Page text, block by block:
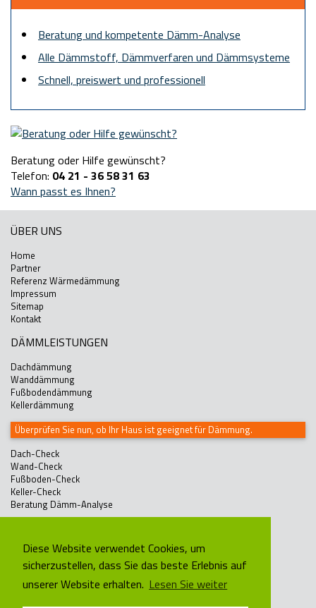
Diese Website verwendet Cookies, um
sicherzustellen, dass Sie das beste Erlebnis auf
unserer Website erhalten. Lesen Sie weiter
Beratung und kompetente Dämm-Analyse
Alle Dämmstoff, Dämmverfaren und Dämmsysteme
Schnell, preiswert und professionell
Beratung oder Hilfe gewünscht?
Telefon: 04 21 - 36 58 31 63
Wann passt es Ihnen?
ÜBER UNS
Home
Partner
Referenz Wärmedämmung
Impressum
Sitemap
Kontakt
DÄMMLEISTUNGEN
Dachdämmung
Wanddämmung
Fußbodendämmung
Kellerdämmung
Überprüfen Sie nun, ob Ihr Haus ist geeignet für Dämmung.
Dach-Check
Wand-Check
Fußboden-Check
Keller-Check
Beratung Dämm-Analyse
Tel: 0421-36583163
info@waermedaemmexperte.de